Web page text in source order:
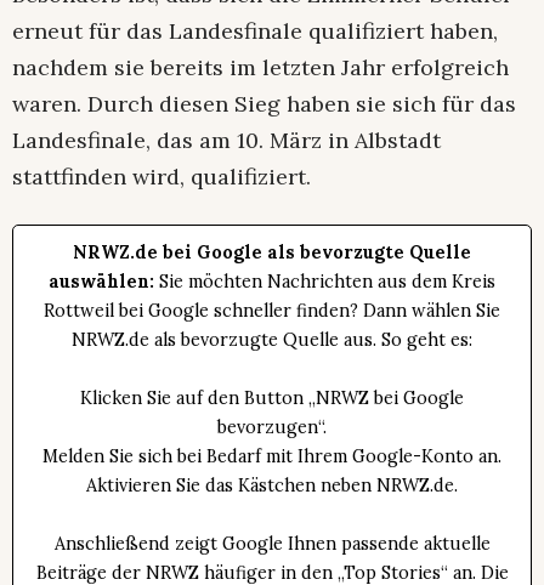
erneut für das Landesfinale qualifiziert haben,
nachdem sie bereits im letzten Jahr erfolgreich
waren. Durch diesen Sieg haben sie sich für das
Landesfinale, das am 10. März in Albstadt
stattfinden wird, qualifiziert.
NRWZ.de bei Google als bevorzugte Quelle
auswählen: Sie möchten Nachrichten aus dem Kreis
Rottweil bei Google schneller finden? Dann wählen Sie
NRWZ.de als bevorzugte Quelle aus. So geht es:
Klicken Sie auf den Button „NRWZ bei Google
bevorzugen“.
Melden Sie sich bei Bedarf mit Ihrem Google-Konto an.
Aktivieren Sie das Kästchen neben NRWZ.de.
Anschließend zeigt Google Ihnen passende aktuelle
Beiträge der NRWZ häufiger in den „Top Stories“ an. Die